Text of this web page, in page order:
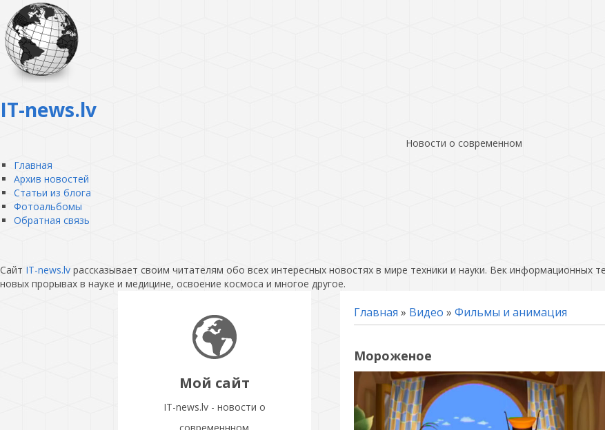
IT-news.lv
Новости о современном
Главная
Архив новостей
Статьи из блога
Фотоальбомы
Обратная связь
Сайт IT-news.lv рассказывает своим читателям обо всех интересных новостях в мире техники и науки. Век информационных
новых прорывах в науке и медицине, освоение космоса и многое другое.
Мой сайт
IT-news.lv - новости о
современнном
Главная » Видео » Фильмы и анимация
Мороженое